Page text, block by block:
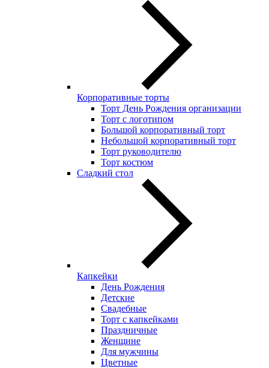
Корпоративные торты
Торт День Рождения организации
Торт с логотипом
Большой корпоративный торт
Небольшой корпоративный торт
Торт руководителю
Торт костюм
Сладкий стол
Капкейки
День Рождения
Детские
Свадебные
Торт с капкейками
Праздничные
Женщине
Для мужчины
Цветные